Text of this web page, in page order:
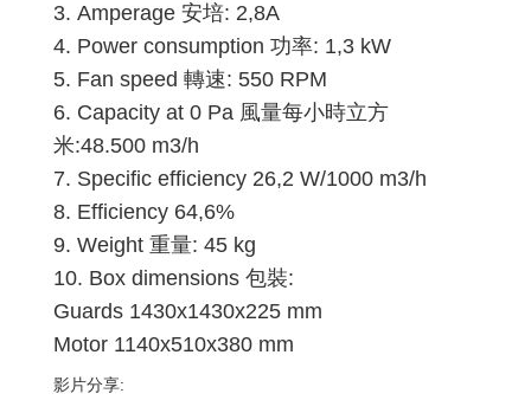
3. Amperage 安培: 2,8A
4. Power consumption 功率: 1,3 kW
5. Fan speed 轉速: 550 RPM
6. Capacity at 0 Pa 風量每小時立方
米:48.500 m3/h
7. Specific efficiency 26,2 W/1000 m3/h
8. Efficiency 64,6%
9. Weight 重量: 45 kg
10. Box dimensions 包裝:
Guards 1430x1430x225 mm
Motor 1140x510x380 mm
影片分享: